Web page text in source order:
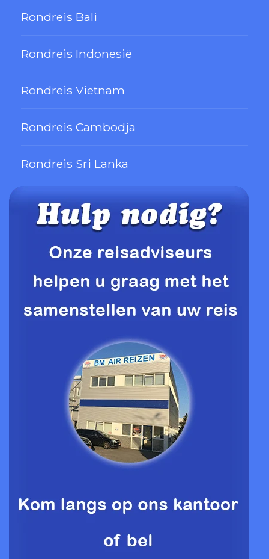
Rondreis Bali
Rondreis Indonesië
Rondreis Vietnam
Rondreis Cambodja
Rondreis Sri Lanka